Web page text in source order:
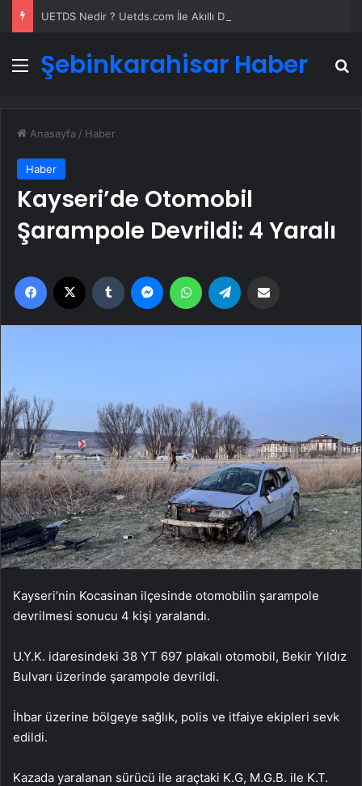
Menü
Şebinkarahisar Haber
Anasayfa / Haber
Haber
Kayseri’de Otomobil
Şarampole Devrildi: 4 Yaralı
Facebook Tumblr MessengerWhatsApp
Kayseri’nin Kocasinan ilçesinde otomobilin şarampole
devrilmesi sonucu 4 kişi yaralandı.
U.Y.K. idaresindeki 38 YT 697 plakalı otomobil, Bekir Yıldız
Bulvarı üzerinde şarampole devrildi.
İhbar üzerine bölgeye sağlık, polis ve itfaiye ekipleri sevk
edildi.
Kazada yaralanan sürücü ile araçtaki K.G, M.G.B. ile K.T.